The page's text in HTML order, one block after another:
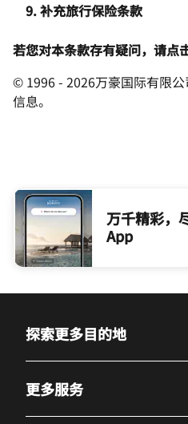
9. 补充旅行保险条款
若您对本条款存有疑问，请点
© 1996 - 2026万豪国际有限
信息。
万千精彩，
App
探索更多目的地
更多服务